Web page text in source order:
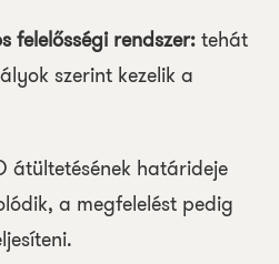
felelősségi rendszer:tehát
szerint kezelik a
átültetésének határideje
a megfelelést pedig